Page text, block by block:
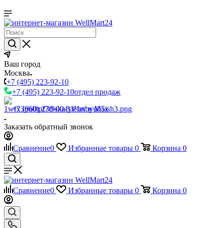
Ваш город
Москва
+7 (495) 223-92-10
+7 (495) 223-92-10отдел продаж
+7 (960) 230-00-33Чат в Max
Заказать обратный звонок
Сравнение0 Избранные товары 0 Корзина 0
Сравнение0 Избранные товары 0 Корзина 0